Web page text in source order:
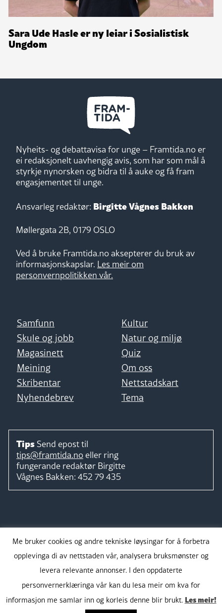
Sara Ude Hasle er ny leiar i Sosialistisk
Ungdom
Nyheits- og debattavisa for unge – Framtida.no er
ei redaksjonelt uavhengig avis, som har som mål å
styrkje nynorsken og bidra til å auke og få fram
engasjementet til unge.
Ansvarleg redaktør: Birgitte Vågnes Bakken
Møllergata 2B, 0179 OSLO
Ved å bruke Framtida.no aksepterer du bruk av
informasjonskapslar. Les meir om
personvernpolitikken vår.
Samfunn
Kultur
Skule og jobb
Natur og miljø
Magasinett
Quiz
Meining
Om oss
Skribentar
Nettstadskart
Nyhendebrev
Tema
Tips Send epost til
tips@framtida.no eller ring
fungerande redaktør Birgitte
Vågnes Bakken: 452 79 435
Takk for støtta:
Me bruker cookies og andre tekniske løysingar for å forbetra
opplevinga di av nettstaden vår, analysera bruksmønster og
levera relevante annonser. I den oppdaterte
personvernerklæringa vår kan du lesa meir om kva for
informasjon me samlar inn og korleis denne blir brukt. Les meir!